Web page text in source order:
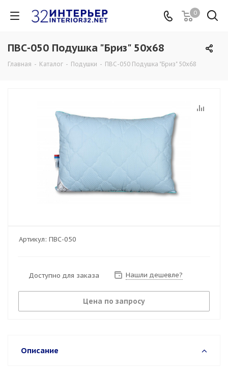
0
ПВС-050 Подушка "Бриз" 50х68
Главная - Каталог - Подушки - ПВС-050 Подушка "Бриз" 50х68
Артикул: ПВС-050
Доступно для заказа Нашли дешевле?
Цена по запросу
Описание